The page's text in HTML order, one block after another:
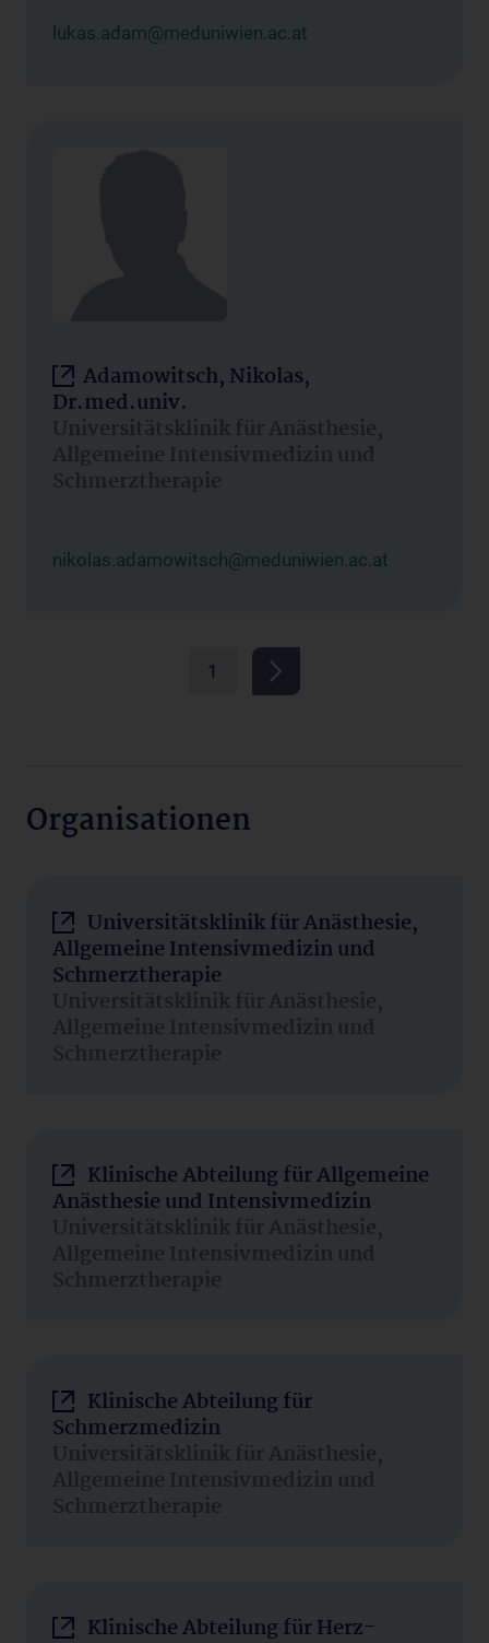
lukas.adam@meduniwien.ac.at
Adamowitsch, Nikolas,
Dr.med.univ.
Universitätsklinik für Anästhesie,
Allgemeine Intensivmedizin und
Schmerztherapie
nikolas.adamowitsch@meduniwien.ac.at
1
Organisationen
Universitätsklinik für Anästhesie,
Allgemeine Intensivmedizin und
Schmerztherapie
Universitätsklinik für Anästhesie,
Allgemeine Intensivmedizin und
Schmerztherapie
Klinische Abteilung für Allgemeine
Anästhesie und Intensivmedizin
Universitätsklinik für Anästhesie,
Allgemeine Intensivmedizin und
Schmerztherapie
Klinische Abteilung für
Schmerzmedizin
Universitätsklinik für Anästhesie,
Allgemeine Intensivmedizin und
Schmerztherapie
Klinische Abteilung für Herz-